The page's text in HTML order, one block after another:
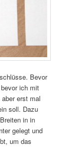
Bevor
ich mit
erst mal
soll. Dazu
in in
gelegt und
um das